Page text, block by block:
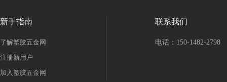
新手指南
了解塑胶五金网
注册新用户
加入塑胶五金网
联系我们
电话：150-1482-2798